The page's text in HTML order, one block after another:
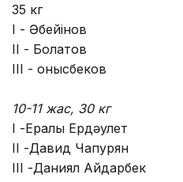
35 кг
I - Әбейінов
II - Болатов
III - Қонысбеков
10-11 жас, 30 кг
I -Ералы Ердәулет
II -Давид Чапурян
III -Даниял Айдарбек